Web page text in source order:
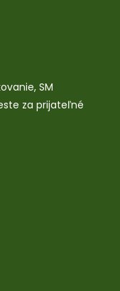
,SM
za prijateľné